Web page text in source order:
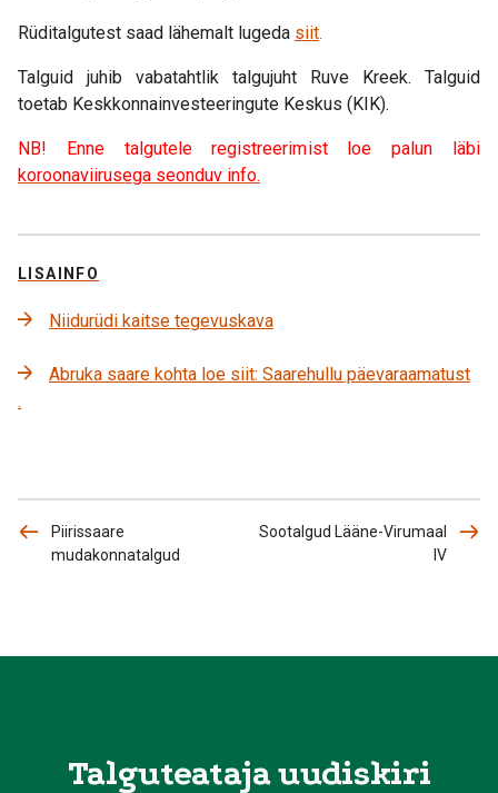
Rüditalgutest saad lähemalt lugeda siit.
Talguid juhib vabatahtlik talgujuht Ruve Kreek. Talguid
toetab Keskkonnainvesteeringute Keskus (KIK).
NB! Enne talgutele registreerimist loe palun läbi
koroonaviirusega seonduv info.
LISAINFO
Niidurüdi kaitse tegevuskava
Abruka saare kohta loe siit: Saarehullu päevaraamatust
.
Piirissaare
mudakonnatalgud
Sootalgud Lääne-Virumaal
IV
Talguteataja uudiskiri